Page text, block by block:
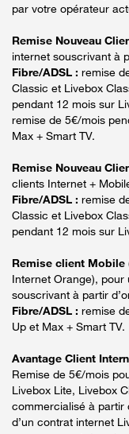
par votre opérateur
Remise Nouveau
internet souscrivant à
Fibre/ADSL : remise
Classic et Livebox
pendant 12 mois sur
remise de 5€/mois
Max + Smart TV.
Remise Nouveau
clients Internet +
Fibre/ADSL : remise
Classic et Livebox
pendant 12 mois sur
Remise client Mobile
Internet Orange),
souscrivant à partir
Fibre/ADSL : remise
Up et Max + Smart TV.
Avantage Client
Remise de 5€/mois
Livebox Lite, Livebox
commercialisé à partir
d’un contrat internet